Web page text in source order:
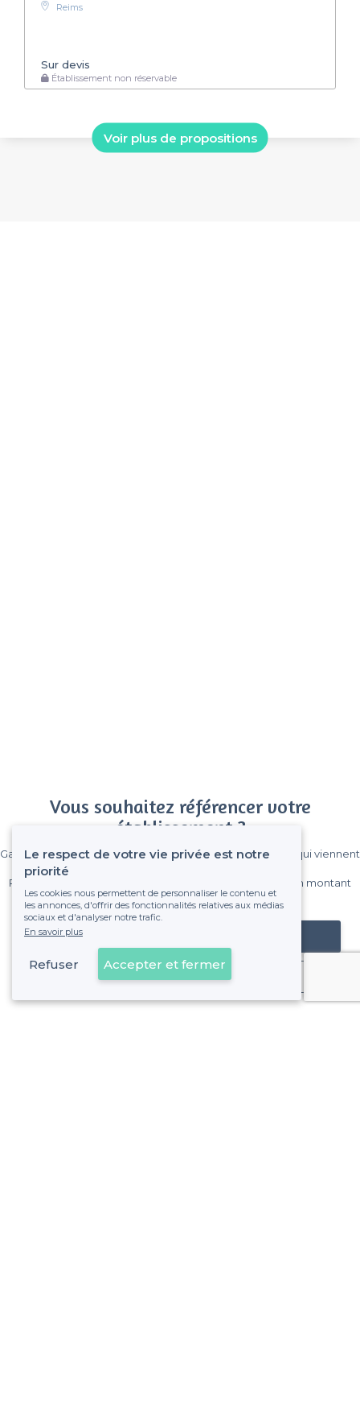
Reims
Sur devis
Établissement non réservable
Voir plus de propositions
Vous souhaitez référencer votre
établissement ?
Gagnez de nombreux clients parmi le million de visiteurs qui viennent
Pas de commissions et sans engagement, vous payez un montant
fixe sans risque de voir déraper la facture.
Référencer mon établissement
Déjà client
Le respect de votre vie privée est notre
priorité
Les cookies nous permettent de personnaliser le contenu et
les annonces, d'offrir des fonctionnalités relatives aux médias
sociaux et d'analyser notre trafic.
En savoir plus
Refuser Accepter et fermer